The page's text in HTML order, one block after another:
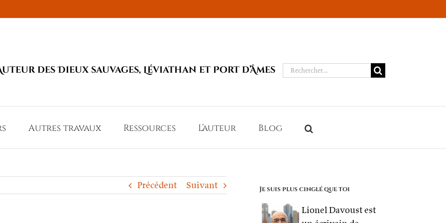
des Dieux sauvages, Léviathan et Port d’Âmes Rechercher:
Autres travaux Ressources L’auteur Blog
Précédent Suivant Je suis plus cinglé que toi
Lionel Davoust est